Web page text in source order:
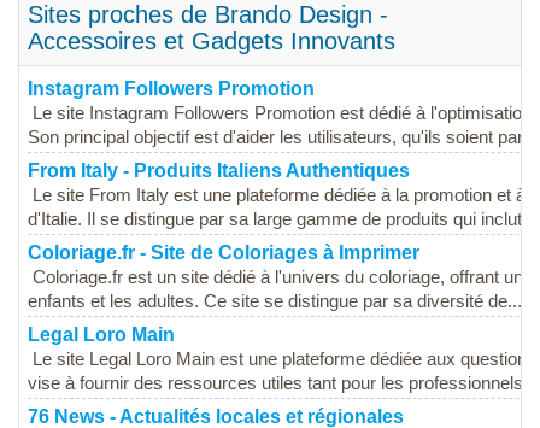
Sites proches de Brando Design -
Accessoires et Gadgets Innovants
Instagram Followers Promotion
Le site Instagram Followers Promotion est dédié à
Son principal objectif est d'aider les utilisateurs, qu'ils soient
From Italy - Produits Italiens Authentiques
Le site From Italy est une plateforme dédiée à la promotion et à
d'Italie. Il se distingue par sa large gamme de produits qui inclut
Coloriage.fr - Site de Coloriages à Imprimer
Coloriage.fr est un site dédié à l'univers du coloriage, offrant
enfants et les adultes. Ce site se distingue par sa diversité de...
Legal Loro Main
Le site Legal Loro Main est une plateforme dédiée aux
vise à fournir des ressources utiles tant pour les professionnels
76 News - Actualités locales et régionales